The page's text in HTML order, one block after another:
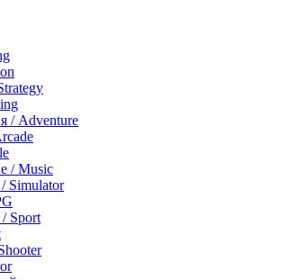
/ Adventure
/ Music
Simulator
Sport